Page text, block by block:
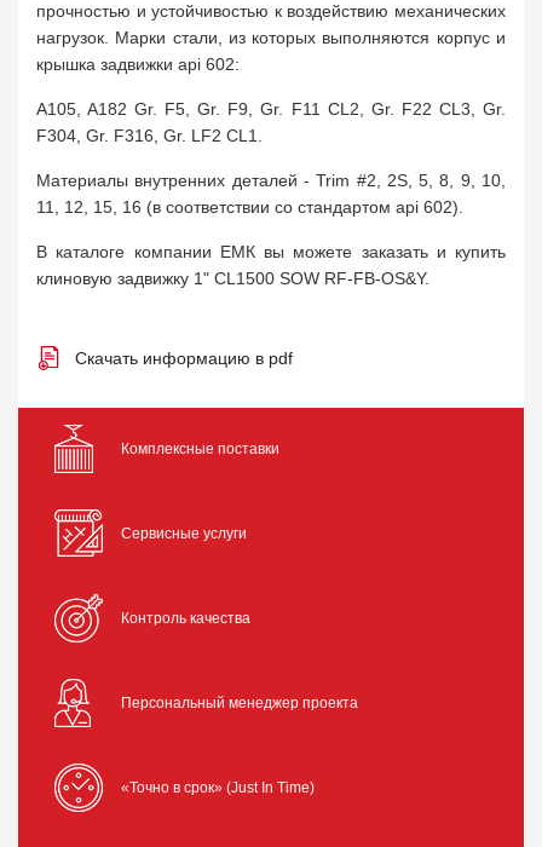
прочностью и устойчивостью к воздействию механических
нагрузок. Марки стали, из которых выполняются корпус и
крышка задвижки api 602:
A105, A182 Gr. F5, Gr. F9, Gr. F11 CL2, Gr. F22 CL3, Gr.
F304, Gr. F316, Gr. LF2 CL1.
Материалы внутренних деталей - Trim #2, 2S, 5, 8, 9, 10,
11, 12, 15, 16 (в соответствии со стандартом api 602).
В каталоге компании ЕМК вы можете заказать и купить
клиновую задвижку 1" CL1500 SOW RF-FB-OS&Y.
Скачать информацию в pdf
Комплексные поставки
Сервисные услуги
Контроль качества
Персональный менеджер проекта
«Точно в срок» (Just In Time)